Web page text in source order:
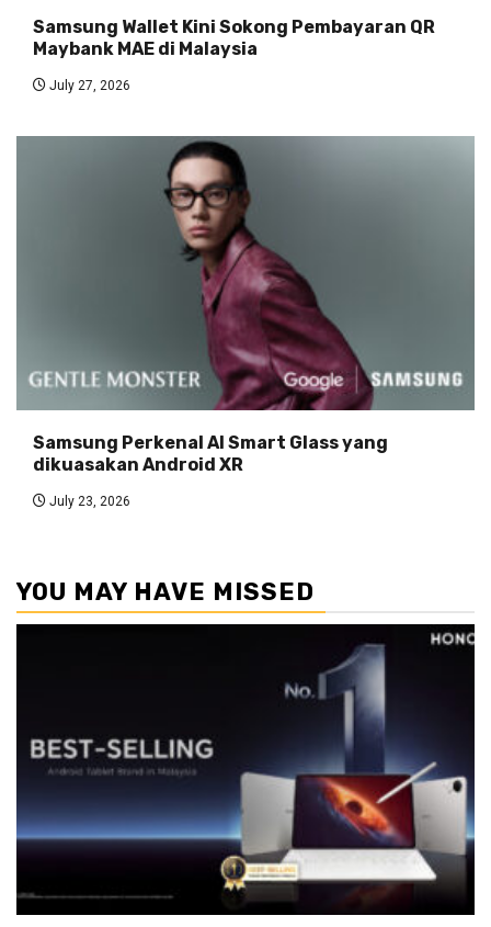
Samsung Wallet Kini Sokong Pembayaran QR
Maybank MAE di Malaysia
July 27, 2026
Samsung Perkenal AI Smart Glass yang
dikuasakan Android XR
July 23, 2026
YOU MAY HAVE MISSED